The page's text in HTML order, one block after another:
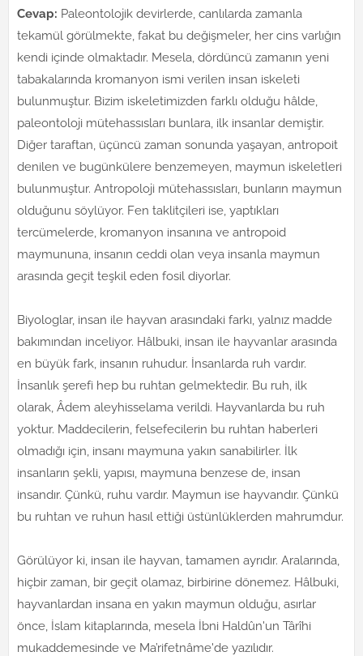
Cevap: Paleontolojik devirlerde, canlılarda zamanla
tekamül görülmekte, fakat bu değişmeler, her cins varlığın
kendi içinde olmaktadır. Mesela, dördüncü zamanın yeni
tabakalarında kromanyon ismi verilen insan iskeleti
bulunmuştur. Bizim iskeletimizden farklı olduğu hâlde,
paleontoloji mütehassısları bunlara, ilk insanlar demiştir.
Diğer taraftan, üçüncü zaman sonunda yaşayan, antropoit
denilen ve bugünkülere benzemeyen, maymun iskeletleri
bulunmuştur. Antropoloji mütehassısları, bunların maymun
olduğunu söylüyor. Fen taklitçileri ise, yaptıkları
tercümelerde, kromanyon insanına ve antropoid
maymununa, insanın ceddi olan veya insanla maymun
arasında geçit teşkil eden fosil diyorlar.
Biyologlar, insan ile hayvan arasındaki farkı, yalnız madde
bakımından inceliyor. Hâlbuki, insan ile hayvanlar arasında
en büyük fark, insanın ruhudur. İnsanlarda ruh vardır.
İnsanlık şerefi hep bu ruhtan gelmektedir. Bu ruh, ilk
olarak, Âdem aleyhisselama verildi. Hayvanlarda bu ruh
yoktur. Maddecilerin, felsefecilerin bu ruhtan haberleri
olmadığı için, insanı maymuna yakın sanabilirler. İlk
insanların şekli, yapısı, maymuna benzese de, insan
insandır. Çünkü, ruhu vardır. Maymun ise hayvandır. Çünkü
bu ruhtan ve ruhun hasıl ettiği üstünlüklerden mahrumdur.
Görülüyor ki, insan ile hayvan, tamamen ayrıdır. Aralarında,
hiçbir zaman, bir geçit olamaz, birbirine dönemez. Hâlbuki,
hayvanlardan insana en yakın maymun olduğu, asırlar
önce, İslam kitaplarında, mesela İbni Haldûn'un Târîhi
mukaddemesinde ve Ma’rifetnâme'de yazılıdır.